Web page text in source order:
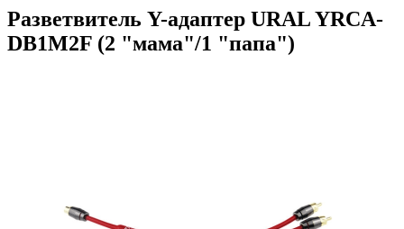
Разветвитель Y-адаптер URAL YRCA-
DB1M2F (2 "мама"/1 "папа")